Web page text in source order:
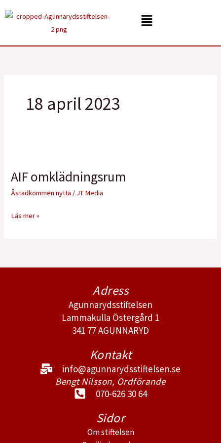
till
Menu
18 april 2023
AIF omklädningsrum
Åstadkommen nytta / JT Media
Läs mer »
Adress
Agunnarydsstiftelsen
Lammakulla Östergård 1
341 77 AGUNNARYD
Kontakt
info@agunnarydsstiftelsen.se
Bengt Nilsson, Ordförande
070-626 30 64
Sidor
Om stiftelsen